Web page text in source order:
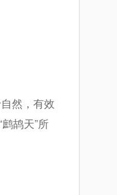
然，有效
鸪天”所